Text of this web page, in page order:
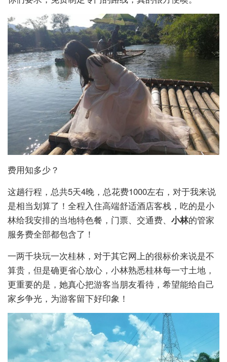
费用知多少？
这趟行程，总共5天4晚，总花费1000左右，对于我来说
是相当划算了！全程入住高端舒适酒店客栈，吃的是小
林给我安排的当地特色餐，门票、交通费、 小林的管家
服务费全部都包含了！
一两千块玩一次桂林，对于其它网上的很标价来说是不
算贵，但是确更省心放心，小林熟悉桂林每一寸土地，
更重要的是，她真心把游客当朋友看待，希望能给自己
家乡争光，为游客留下好印象！